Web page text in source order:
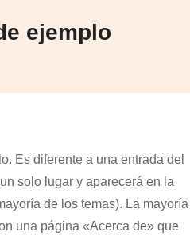
ejemplo
Es diferente a una entrada del
solo lugar y aparecerá en la
de los temas). La mayoría
una página «Acerca de» que